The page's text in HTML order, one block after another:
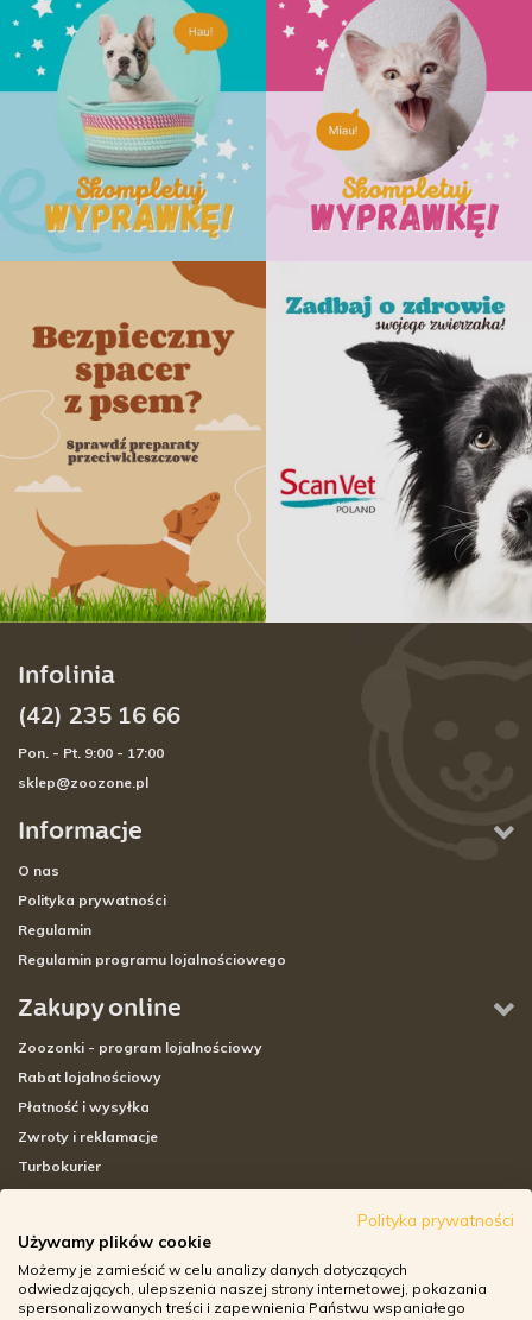
Informacje
O nas
Polityka prywatności
Regulamin
Regulamin programu lojalnościowego
Zakupy online
Zoozonki - program lojalnościowy
Rabat lojalnościowy
Płatność i wysyłka
Zwroty i reklamacje
Turbokurier
Adresy sklepów stacjonarnych
Godziny otwarcia sklepów
Aplikacja zoozone.pl
Infolinia
(42) 235 16 66
Pon. - Pt. 9:00 - 17:00
sklep@zoozone.pl
Polityka prywatności
Używamy plików cookie
Możemy je zamieścić w celu analizy danych dotyczących
odwiedzających, ulepszenia naszej strony internetowej, pokazania
spersonalizowanych treści i zapewnienia Państwu wspaniałego